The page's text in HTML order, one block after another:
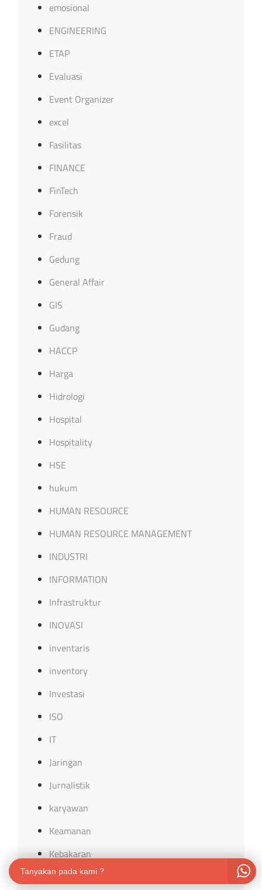
emosional
ENGINEERING
ETAP
Evaluasi
Event Organizer
excel
Fasilitas
FINANCE
FinTech
Forensik
Fraud
Gedung
General Affair
GIS
Gudang
HACCP
Harga
Hidrologi
Hospital
Hospitality
HSE
hukum
HUMAN RESOURCE
HUMAN RESOURCE MANAGEMENT
INDUSTRI
INFORMATION
Infrastruktur
INOVASI
inventaris
inventory
Investasi
ISO
IT
Jaringan
Jurnalistik
karyawan
Keamanan
Kebakaran
Kebumian
Tanyakan pada kami ?